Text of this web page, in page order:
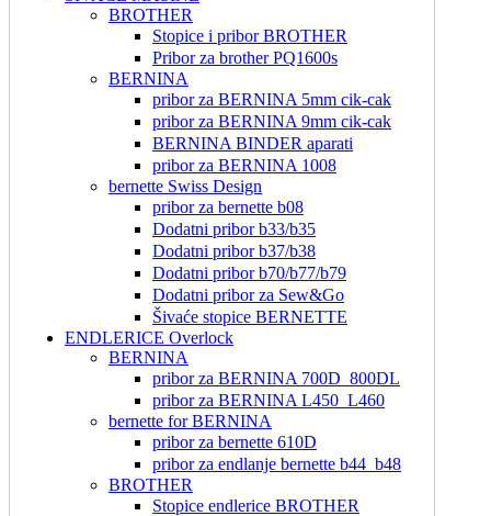
BROTHER
Stopice i pribor BROTHER
Pribor za brother PQ1600s
BERNINA
pribor za BERNINA 5mm cik-cak
pribor za BERNINA 9mm cik-cak
BERNINA BINDER aparati
pribor za BERNINA 1008
bernette Swiss Design
pribor za bernette b08
Dodatni pribor b33/b35
Dodatni pribor b37/b38
Dodatni pribor b70/b77/b79
Dodatni pribor za Sew&Go
Šivaće stopice BERNETTE
ENDLERICE Overlock
BERNINA
pribor za BERNINA 700D_800DL
pribor za BERNINA L450_L460
bernette for BERNINA
pribor za bernette 610D
pribor za endlanje bernette b44_b48
BROTHER
Stopice endlerice BROTHER